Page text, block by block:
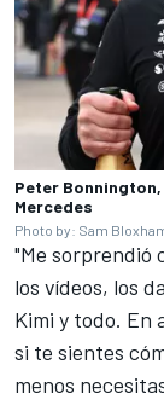
Peter
Mercedes
Photo by: Sam
"Me sorprendió
los vídeos, los
Kimi y todo. En
si te sientes
menos